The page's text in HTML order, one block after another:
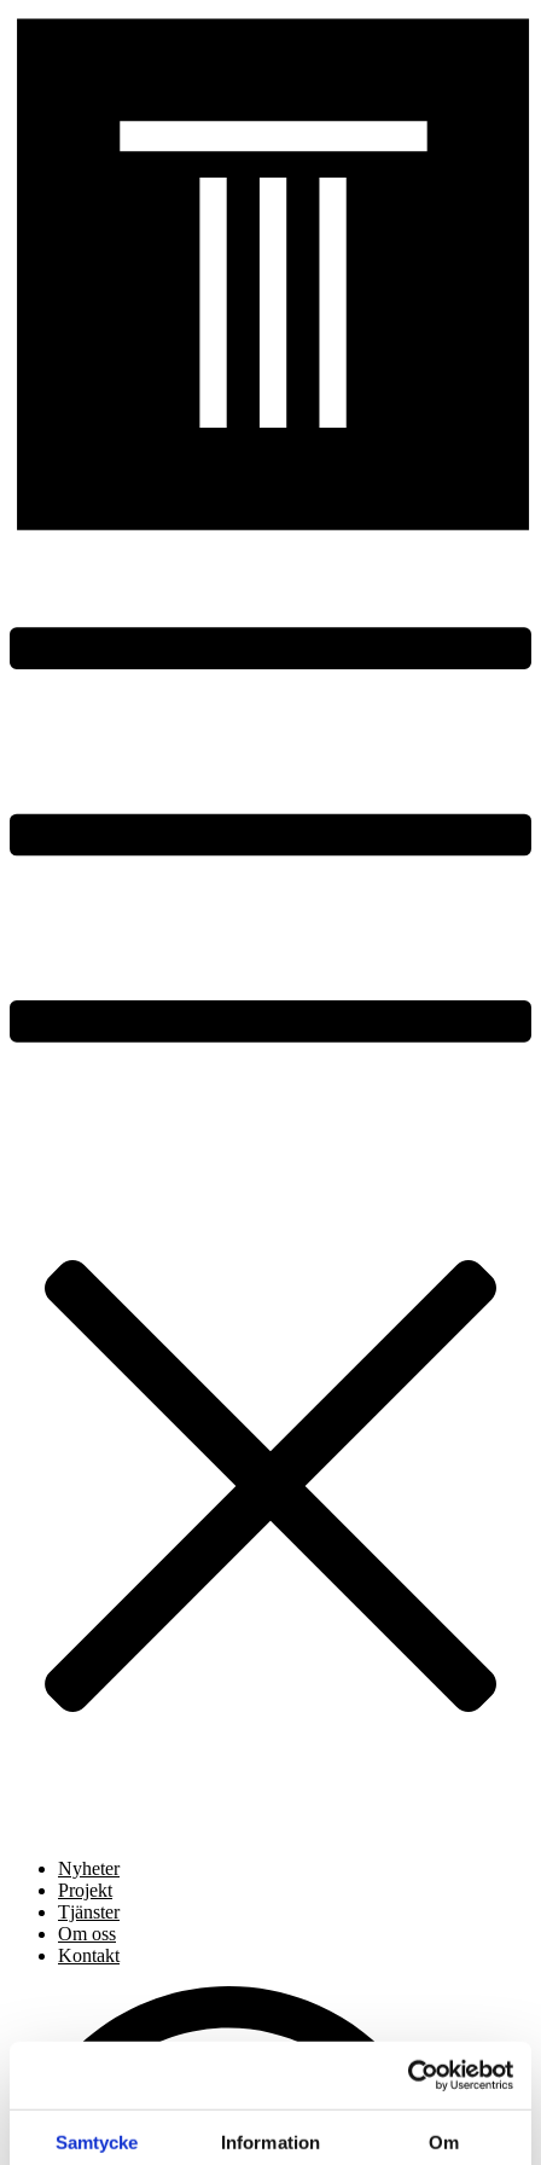
Samtycke Information Om
Nyheter
Projekt
Tjänster
Om oss
Kontakt